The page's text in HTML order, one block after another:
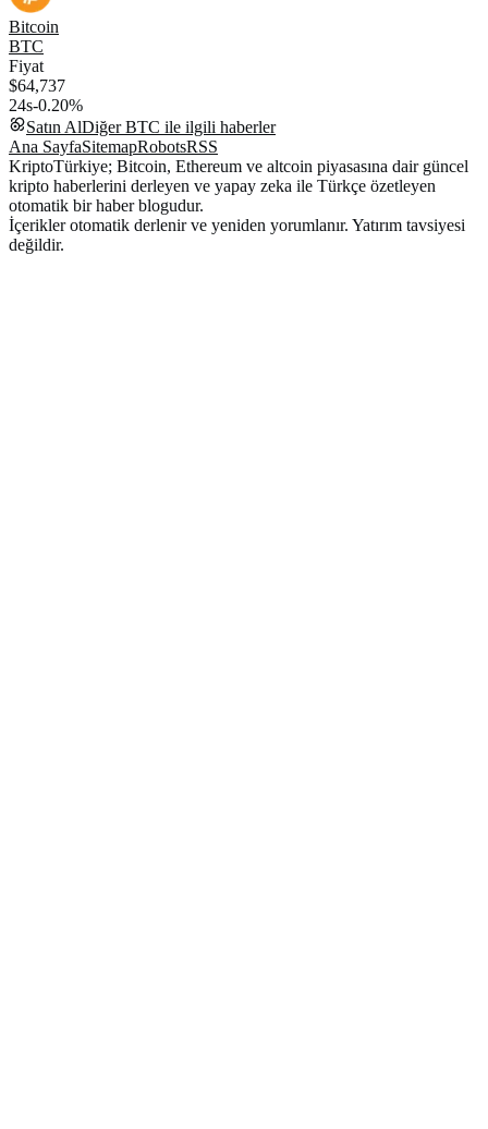
Bitcoin
BTC
Fiyat
$64,737
24s-0.20%
Satın AlDiğerBTC ile ilgili haberler
Ana SayfaSitemapRobotsRSS
KriptoTürkiye; Bitcoin, Ethereum ve altcoin piyasasına dair güncel
kripto haberlerini derleyen ve yapay zeka ile Türkçe özetleyen
otomatik bir haber blogudur.
İçerikler otomatik derlenir ve yeniden yorumlanır. Yatırım tavsiyesi
değildir.